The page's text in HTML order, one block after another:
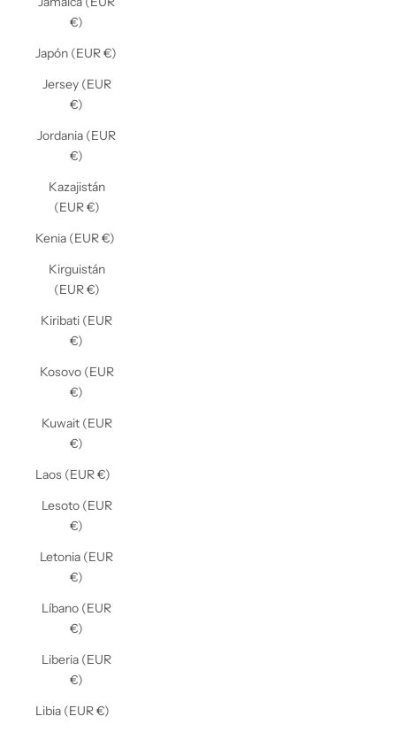
€)
Japón (EUR €)
Jersey (EUR
€)
Jordania (EUR
€)
Kazajistán
(EUR €)
Kenia (EUR €)
Kirguistán
(EUR €)
Kiribati (EUR
€)
Kosovo (EUR
€)
Kuwait (EUR
€)
Laos (EUR €)
Lesoto (EUR
€)
Letonia (EUR
€)
Líbano (EUR
€)
Liberia (EUR
€)
Libia (EUR €)